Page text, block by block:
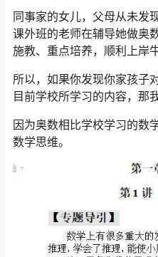
同事家的女儿，父母从未发
课外班的老师在辅导她做奥
施教、重点培养，顺利上岸
所以，如果你发现你家孩子
目前学校所学习的内容，那
因为奥数相比学校学习的数
数学思维。